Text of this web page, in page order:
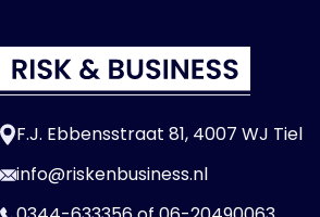
F.J. Ebbensstraat 81, 4007 WJ Tiel
info@riskenbusiness.nl